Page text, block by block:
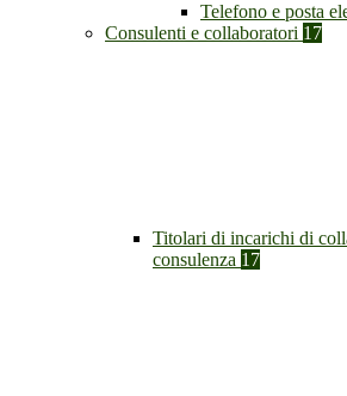
Telefono e posta
Consulenti e collaboratori 17
Titolari di incarichi di
consulenza 17